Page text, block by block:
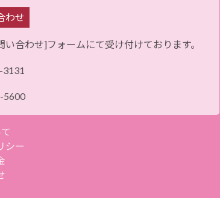
わせ
い合わせ]フォームにて受け付けております。
5600
シー